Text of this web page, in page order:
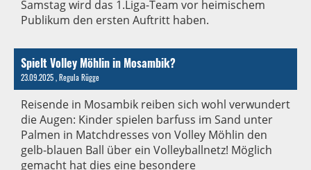
Samstag wird das 1.Liga-Team vor heimischem
Publikum den ersten Auftritt haben.
Spielt Volley Möhlin in Mosambik?
23.09.2025, Regula Rügge
Reisende in Mosambik reiben sich wohl verwundert
die Augen: Kinder spielen barfuss im Sand unter
Palmen in Matchdresses von Volley Möhlin den
gelb-blauen Ball über ein Volleyballnetz! Möglich
gemacht hat dies eine besondere